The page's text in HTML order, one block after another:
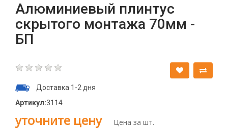
Алюминиевый плинтус
скрытого монтажа 70мм -
БП
Доставка 1-2 дня
Артикул:3114
уточните цену Цена за шт.